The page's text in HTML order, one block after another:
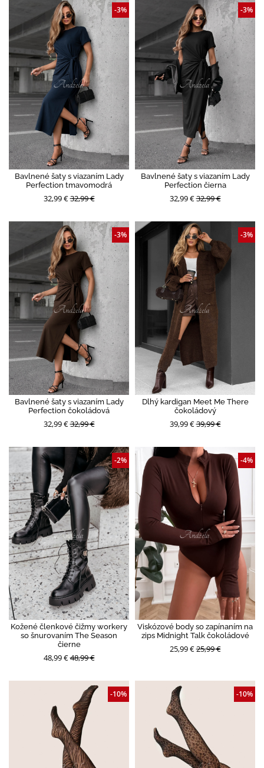
Bavlnené šaty s viazaním Lady
Perfection tmavomodrá
32,99 €32,99 €
-3%
Bavlnené šaty s viazaním Lady
Perfection čierna
32,99 €32,99 €
-3%
Bavlnené šaty s viazaním Lady
Perfection čokoládová
32,99 €32,99 €
-3%
Dlhý kardigan Meet Me There
čokoládový
39,99 €39,99 €
-3%
Kožené členkové čižmy workery
so šnurovaním The Season
čierne
48,99 €48,99 €
-2%
Viskózové body so zapínaním na
zips Midnight Talk čokoládové
25,99 €25,99 €
-4%
-10% -10%